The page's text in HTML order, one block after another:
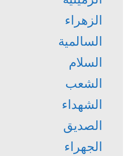
الزهراء
السالمية
السلام
الشعب
الشهداء
الصديق
الجهراء